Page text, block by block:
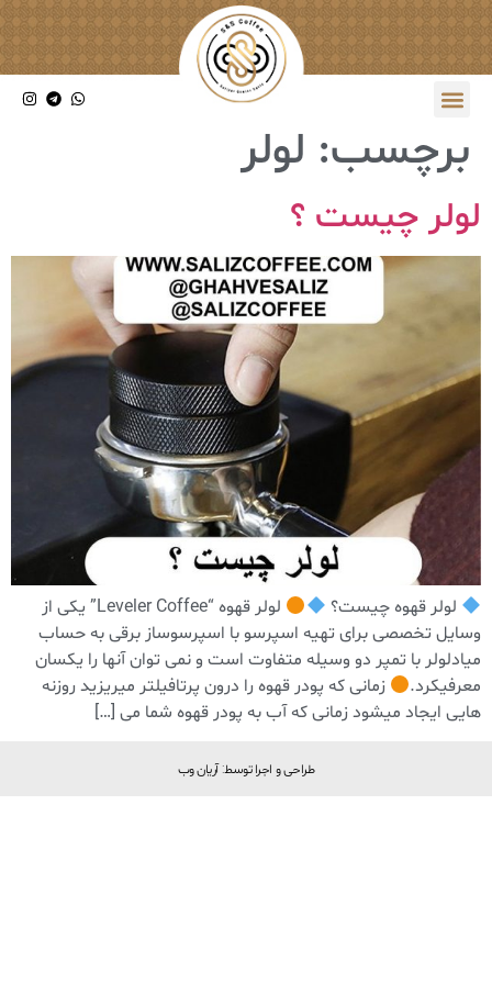
برچسب: لولر
لولر چیست ؟
لولر قهوه چیست؟
لولر قهوه “Leveler Coffee” یکی از
وسایل تخصصی برای تهیه اسپرسو با اسپرسوساز برقی به حساب
میادلولر با تمپر دو وسیله متفاوت است و نمی توان آنها را یکسان
معرفیکرد.
زمانی که پودر قهوه را درون پرتافیلتر میریزید روزنه
هایی ایجاد میشود زمانی که آب به پودر قهوه شما می […]
طراحی و اجرا توسط: آریان وب